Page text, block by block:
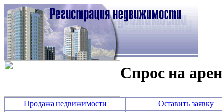
Спрос на
Продажа недвижимости
Оставить заявку